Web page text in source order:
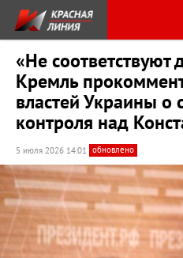
«Не соответствуют
Кремль
властей Украины о
контроля над
5 июля 2026 14:01 обновлено